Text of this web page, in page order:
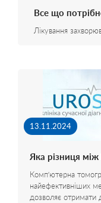
Все що
Лікування
13.11.2024
Яка різниця
Комп’ютерна
найефективніших
дозволяє отримати